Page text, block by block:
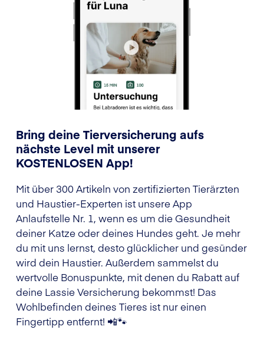
Bring deine Tierversicherung aufs
nächste Level mit unserer
KOSTENLOSEN App!
Mit über 300 Artikeln von zertifizierten Tierärzten
und Haustier-Experten ist unsere App
Anlaufstelle Nr. 1, wenn es um die Gesundheit
deiner Katze oder deines Hundes geht. Je mehr
du mit uns lernst, desto glücklicher und gesünder
wird dein Haustier. Außerdem sammelst du
wertvolle Bonuspunkte, mit denen du Rabatt auf
deine Lassie Versicherung bekommst! Das
Wohlbefinden deines Tieres ist nur einen
Fingertipp entfernt! 📲🐾